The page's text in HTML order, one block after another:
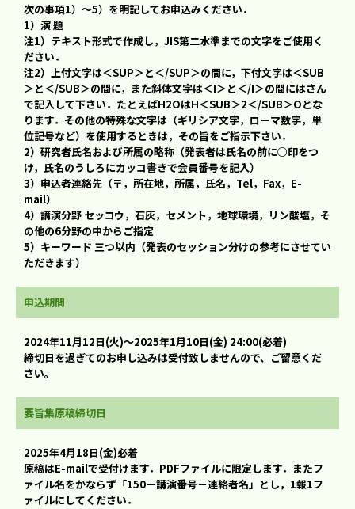
次の事項1）～5）を明記してお申込みください．
1）演 題
注1）テキスト形式で作成し，JIS第二水準までの文字をご使用く
ださい．
注2）上付文字は＜SUP＞と＜/SUP＞の間に，下付文字は＜SUB
＞と＜/SUB＞の間に，また斜体文字は＜I＞と＜/I＞の間にはさん
で記入して下さい．たとえばH2OはH＜SUB＞2＜/SUB＞Oとな
ります．その他の特殊な文字は（ギリシア文字，ローマ数字，単
位記号など）を使用するときは，その旨をご指示下さい．
2）研究者氏名および所属の略称（発表者は氏名の前に○印をつ
け，氏名のうしろにカッコ書きで会員番号を記入）
3）申込者連絡先（〒，所在地，所属，氏名，Tel，Fax，E-
mail）
4）講演分野 セッコウ，石灰，セメント，地球環境，リン酸塩，そ
の他の6分野の中からご指定
5）キーワード 三つ以内（発表のセッション分けの参考にさせてい
ただきます）
申込期間
2024年11月12日(火)～2025年1月10日(金) 24:00(必着)
締切日を過ぎてのお申し込みは受付致しませんので、ご留意くだ
さい。
要旨集原稿締切日
2025年4月18日(金)必着
原稿はE-mailで受付けます．PDFファイルに限定します．またフ
ァイル名をかならず「150－講演番号－連絡者名」とし，1報1フ
ァイルにしてください．